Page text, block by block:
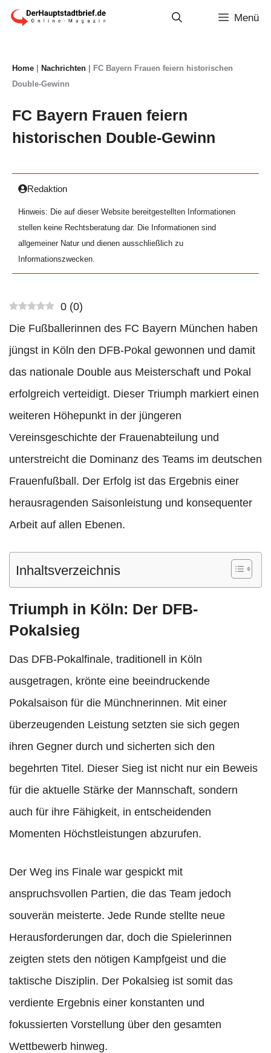
Zum
Menü
Home Nachrichten
FC Bayern Frauen feiern historischen
Double-Gewinn
FC Bayern Frauen feiern
historischen Double-Gewinn
Redaktion
Hinweis: Die auf dieser Website bereitgestellten Informationen
stellen keine Rechtsberatung dar. Die Informationen sind
allgemeiner Natur und dienen ausschließlich zu
Informationszwecken.
0 (0)
Die Fußballerinnen des FC Bayern München haben
jüngst in Köln den DFB-Pokal gewonnen und damit
das nationale Double aus Meisterschaft und Pokal
erfolgreich verteidigt. Dieser Triumph markiert einen
weiteren Höhepunkt in der jüngeren
Vereinsgeschichte der Frauenabteilung und
unterstreicht die Dominanz des Teams im deutschen
Frauenfußball. Der Erfolg ist das Ergebnis einer
herausragenden Saisonleistung und konsequenter
Arbeit auf allen Ebenen.
Inhaltsverzeichnis
Triumph in Köln: Der DFB-
Pokalsieg
Das DFB-Pokalfinale, traditionell in Köln
ausgetragen, krönte eine beeindruckende
Pokalsaison für die Münchnerinnen. Mit einer
überzeugenden Leistung setzten sie sich gegen
ihren Gegner durch und sicherten sich den
begehrten Titel. Dieser Sieg ist nicht nur ein Beweis
für die aktuelle Stärke der Mannschaft, sondern
auch für ihre Fähigkeit, in entscheidenden
Momenten Höchstleistungen abzurufen.
Der Weg ins Finale war gespickt mit
anspruchsvollen Partien, die das Team jedoch
souverän meisterte. Jede Runde stellte neue
Herausforderungen dar, doch die Spielerinnen
zeigten stets den nötigen Kampfgeist und die
taktische Disziplin. Der Pokalsieg ist somit das
verdiente Ergebnis einer konstanten und
fokussierten Vorstellung über den gesamten
Wettbewerb hinweg.